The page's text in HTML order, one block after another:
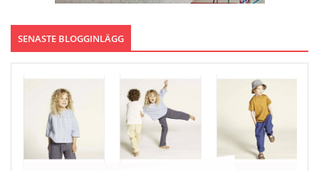
SENASTE BLOGGINLÄGG